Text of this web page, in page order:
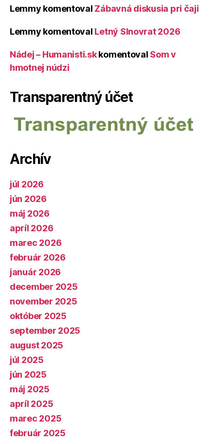
Lemmy komentoval Zábavná diskusia pri čaji
Lemmy komentoval Letný Slnovrat 2026
Nádej – Humanisti.skkomentoval Som v
hmotnej núdzi
Transparentný účet
Archív
júl 2026
jún 2026
máj 2026
apríl 2026
marec 2026
február 2026
január 2026
december 2025
november 2025
október 2025
september 2025
august 2025
júl 2025
jún 2025
máj 2025
apríl 2025
marec 2025
február 2025